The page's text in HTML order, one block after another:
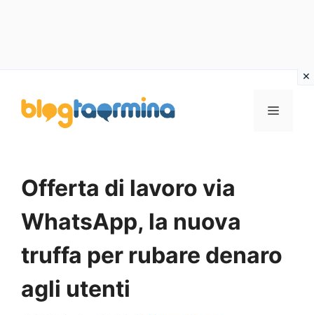
contenuto
MENU
Offerta di lavoro via
WhatsApp, la nuova
truffa per rubare denaro
agli utenti